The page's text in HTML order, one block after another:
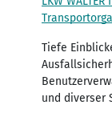
Tiefe
und diverser